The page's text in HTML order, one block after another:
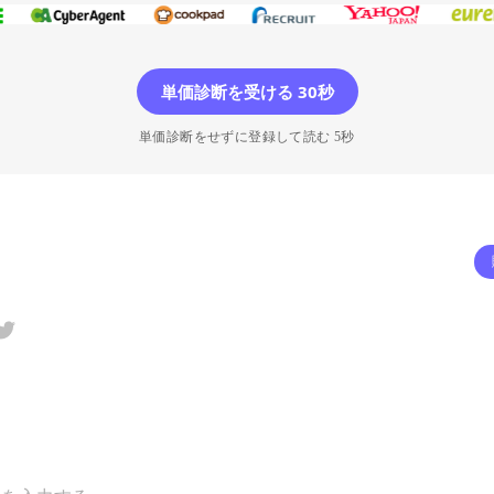
単価診断を受ける 30秒
単価診断をせずに登録して読む 5秒